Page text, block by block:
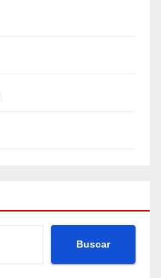
Buscar